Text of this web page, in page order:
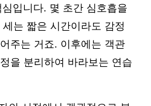
입니다. 몇 초간 심호흡을
는 짧은 시간이라도 감정
주는 거죠. 이후에는 객관
을 분리하여 바라보는 연습